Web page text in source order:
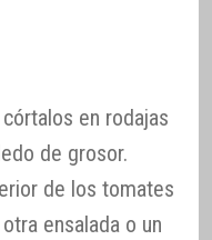
en rodajas
de grosor.
de los tomates
ensalada o un